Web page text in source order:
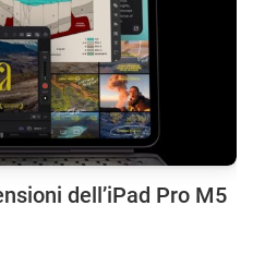
dell’iPad Pro M5